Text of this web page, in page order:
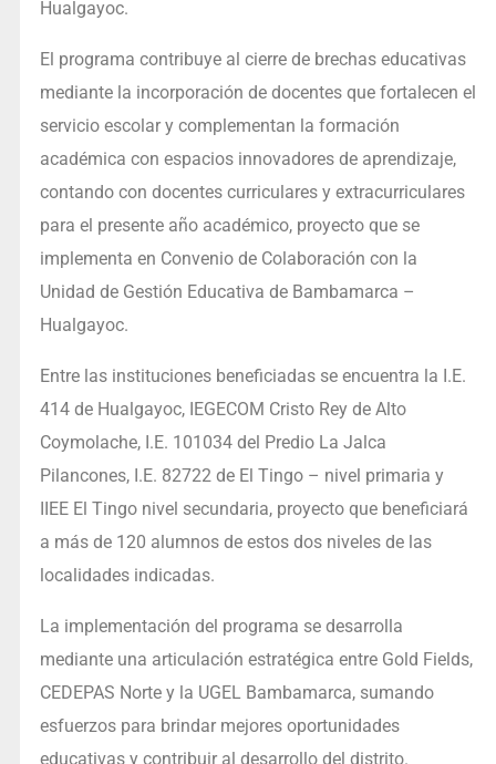
Hualgayoc.
El programa contribuye al cierre de brechas educativas
mediante la incorporación de docentes que fortalecen el
servicio escolar y complementan la formación
académica con espacios innovadores de aprendizaje,
contando con docentes curriculares y extracurriculares
para el presente año académico, proyecto que se
implementa en Convenio de Colaboración con la
Unidad de Gestión Educativa de Bambamarca –
Hualgayoc.
Entre las instituciones beneficiadas se encuentra la I.E.
414 de Hualgayoc, IEGECOM Cristo Rey de Alto
Coymolache, I.E. 101034 del Predio La Jalca
Pilancones, I.E. 82722 de El Tingo – nivel primaria y
IIEE El Tingo nivel secundaria, proyecto que beneficiará
a más de 120 alumnos de estos dos niveles de las
localidades indicadas.
La implementación del programa se desarrolla
mediante una articulación estratégica entre Gold Fields,
CEDEPAS Norte y la UGEL Bambamarca, sumando
esfuerzos para brindar mejores oportunidades
educativas y contribuir al desarrollo del distrito.